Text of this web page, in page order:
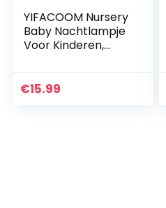
YIFACOOM Nursery
Baby Nachtlampje
Voor Kinderen,
Kindenachtlampje,
€15.99